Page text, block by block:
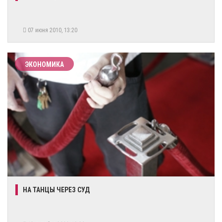
07 июня 2010, 13:20
ЭКОНОМИКА
НА ТАНЦЫ ЧЕРЕЗ СУД